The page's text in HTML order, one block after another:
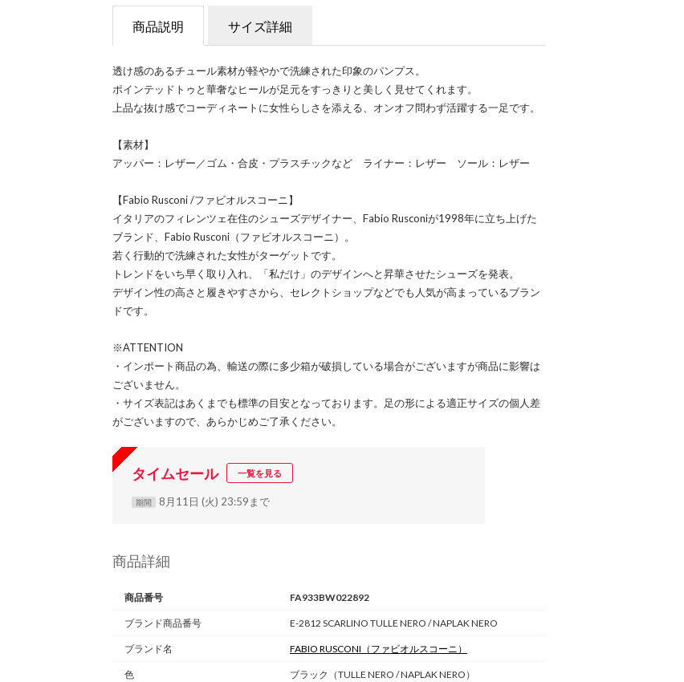
商品説明 サイズ詳細
透け感のあるチュール素材が軽やかで洗練された印象のパンプス。
ポインテッドトゥと華奢なヒールが足元をすっきりと美しく見せてくれます。
上品な抜け感でコーディネートに女性らしさを添える、オンオフ問わず活躍する一足です。
【素材】
アッパー：レザー／ゴム・合皮・プラスチックなど ライナー：レザー ソール：レザー
【Fabio Rusconi /ファビオルスコーニ】
イタリアのフィレンツェ在住のシューズデザイナー、Fabio Rusconiが1998年に立ち上げた
ブランド、Fabio Rusconi（ファビオルスコーニ）。
若く行動的で洗練された女性がターゲットです。
トレンドをいち早く取り入れ、「私だけ」のデザインへと昇華させたシューズを発表。
デザイン性の高さと履きやすさから、セレクトショップなどでも人気が高まっているブラン
ドです。
※ATTENTION
・インポート商品の為、輸送の際に多少箱が破損している場合がございますが商品に影響は
ございません。
・サイズ表記はあくまでも標準の目安となっております。足の形による適正サイズの個人差
がございますので、あらかじめご了承ください。
タイムセール 一覧を見る
期間 8月11日 (火) 23:59まで
商品詳細
商品番号 FA933BW022892
ブランド商品番号 E-2812 SCARLINO TULLE NERO / NAPLAK NERO
ブランド名 FABIO RUSCONI （ファビオルスコーニ）
色 ブラック（TULLE NERO / NAPLAK NERO）